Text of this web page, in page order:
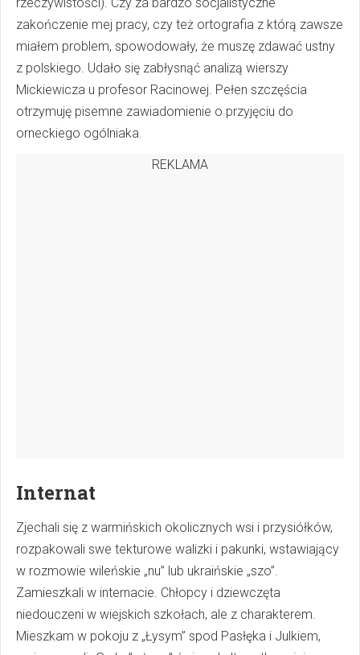
rzeczywistości). Czy za bardzo socjalistyczne
zakończenie mej pracy, czy też ortografia z którą zawsze
miałem problem, spowodowały, że muszę zdawać ustny
z polskiego. Udało się zabłysnąć analizą wierszy
Mickiewicza u profesor Racinowej. Pełen szczęścia
otrzymuję pisemne zawiadomienie o przyjęciu do
orneckiego ogólniaka.
REKLAMA
Internat
Zjechali się z warmińskich okolicznych wsi i przysiółków,
rozpakowali swe tekturowe walizki i pakunki, wstawiający
w rozmowie wileńskie „nu” lub ukraińskie „szo”.
Zamieszkali w internacie. Chłopcy i dziewczęta
niedouczeni w wiejskich szkołach, ale z charakterem.
Mieszkam w pokoju z „Łysym” spod Pasłęka i Julkiem,